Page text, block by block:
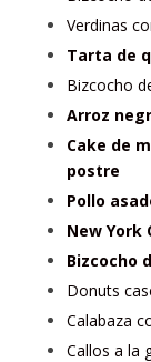
Verdinas
Tarta de
Bizcocho
Arroz
Cake de
postre
Pollo
New York
Bizcocho
Donuts
Calabaza
Callos a la